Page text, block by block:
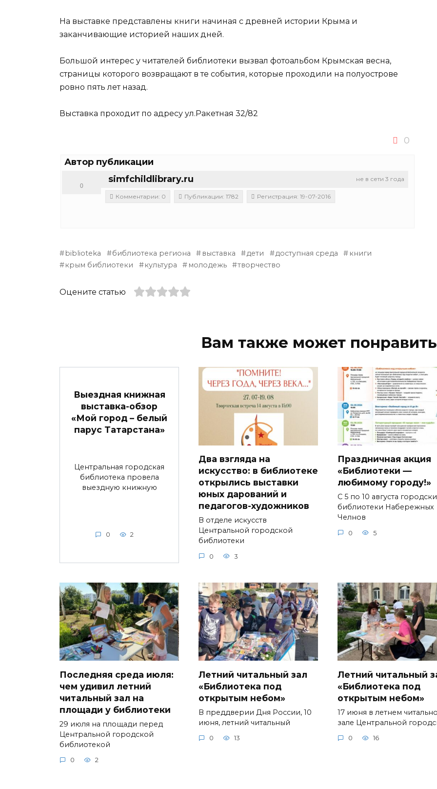
На выставке представлены книги начиная с древней истории Крыма и
заканчивающие историей наших дней.
Большой интерес у читателей библиотеки вызвал фотоальбом Крымская весна,
страницы которого возвращают в те события, которые проходили на полуострове
ровно пять лет назад.
Выставка проходит по адресу ул.Ракетная 32/82
0
Автор публикации
не в сети 3 года
simfchildlibrary.ru
0
Комментарии: 0 Публикации: 1782 Регистрация: 19-07-2016
biblioteka библиотека региона выставка дети доступная среда
книги
крым библиотеки
культура молодежь творчество
Оцените статью
Вам также может
Выездная книжная
выставка-обзор
«Мой город – белый
парус Татарстана»
Центральная городская
библиотека провела
выездную книжную
0 2
Два взгляда на
искусство: в библиотеке
открылись выставки
юных дарований и
педагогов-художников
В отделе искусств
Центральной городской
библиотеки
0 3
Праздничная акция
«Библиотеки —
любимому городу!»
С 5 по 10 августа
библиотеки Набережных
Челнов
0 5
Последняя среда июля:
чем удивил летний
читальный зал на
площади у библиотеки
29 июля на площади перед
Центральной городской
библиотекой
0 2
Летний читальный зал
«Библиотека под
открытым небом»
В преддверии Дня России, 10
июня, летний читальный
0 13
Летний читальный
«Библиотека под
открытым небом»
17 июня в летнем
зале Центральной
0 16